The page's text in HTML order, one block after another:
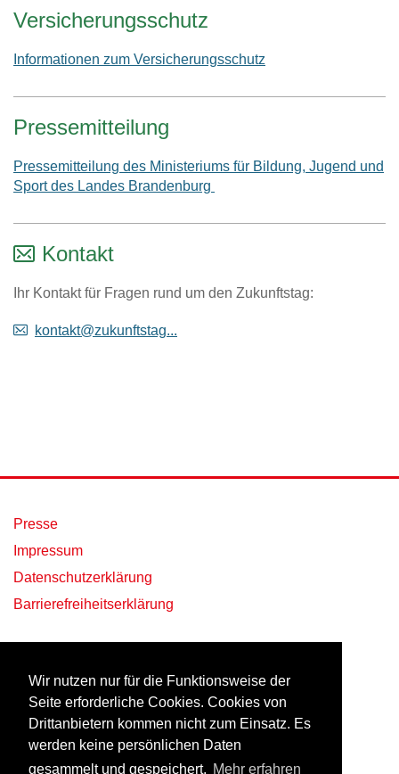
Wir nutzen nur für die Funktionsweise der
Seite erforderliche Cookies. Cookies von
Drittanbietern kommen nicht zum Einsatz. Es
werden keine persönlichen Daten
gesammelt und gespeichert. Mehr erfahren
Versicherungsschutz
Informationen zum Versicherungsschutz
Pressemitteilung
Pressemitteilung des Ministeriums für Bildung, Jugend und
Sport des Landes Brandenburg
Kontakt
Ihr Kontakt für Fragen rund um den Zukunftstag:
kontakt@zukunftstag...
Presse
Impressum
Datenschutzerklärung
Barrierefreiheitserklärung
Eine Initiative im Rahmen des bundesweiten Aktionstages